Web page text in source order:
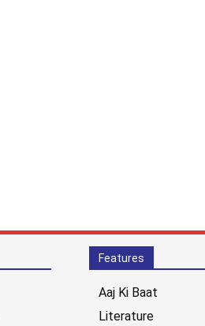
Features
Aaj Ki Baat
Literature